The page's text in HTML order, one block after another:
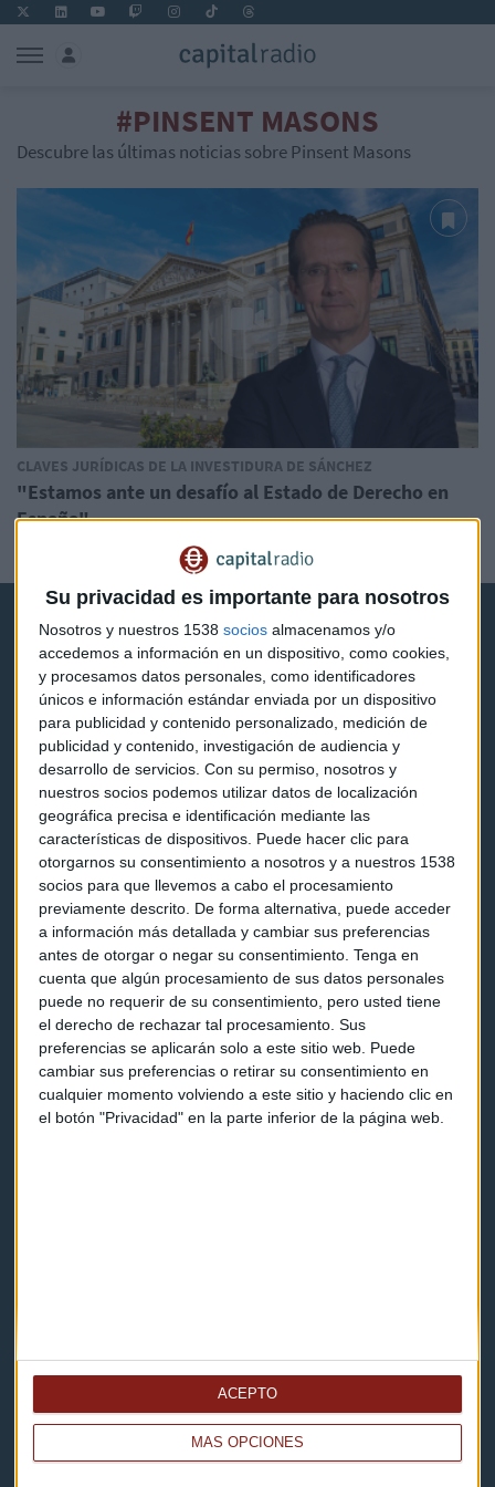
Su privacidad es importante para nosotros
Nosotros y nuestros 1538 socios almacenamos y/o
accedemos a información en un dispositivo, como cookies,
y procesamos datos personales, como identificadores
únicos e información estándar enviada por un dispositivo
para publicidad y contenido personalizado, medición de
publicidad y contenido, investigación de audiencia y
desarrollo de servicios. Con su permiso, nosotros y
nuestros socios podemos utilizar datos de localización
geográfica precisa e identificación mediante las
características de dispositivos. Puede hacer clic para
otorgarnos su consentimiento a nosotros y a nuestros 1538
socios para que llevemos a cabo el procesamiento
previamente descrito. De forma alternativa, puede acceder
a información más detallada y cambiar sus preferencias
antes de otorgar o negar su consentimiento. Tenga en
cuenta que algún procesamiento de sus datos personales
puede no requerir de su consentimiento, pero usted tiene
el derecho de rechazar tal procesamiento. Sus
preferencias se aplicarán solo a este sitio web. Puede
cambiar sus preferencias o retirar su consentimiento en
cualquier momento volviendo a este sitio y haciendo clic en
el botón "Privacidad" en la parte inferior de la página web.
MÁS OPCIONES
ACEPTO
#PINSENT MASONS
Descubre las últimas noticias sobre Pinsent Masons
CLAVES JURÍDICAS DE LA INVESTIDURA DE SÁNCHEZ
"Estamos ante un desafío al Estado de Derecho en
España"
Capital Radio
Noticias
Eventos
Consultorios
Programas y podcasts
Contacto & Legal
Contacto
Cómo escucharnos
Política de privacidad